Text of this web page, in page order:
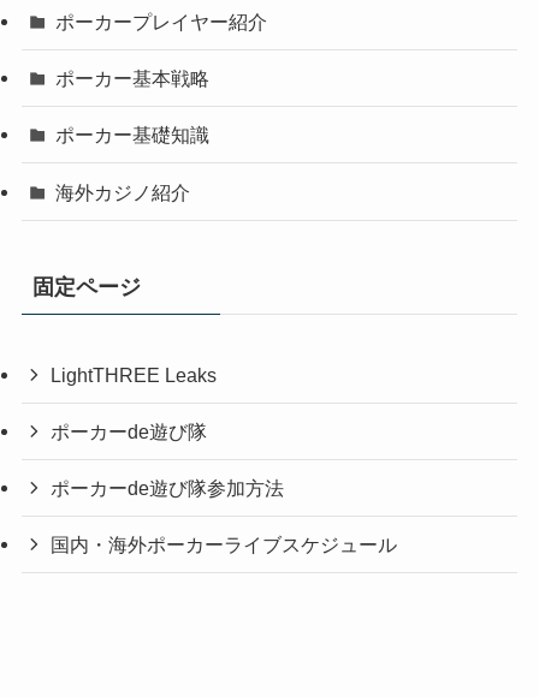
ポーカープレイヤー紹介
ポーカー基本戦略
ポーカー基礎知識
海外カジノ紹介
固定ページ
LightTHREE Leaks
ポーカーde遊び隊
ポーカーde遊び隊参加方法
国内・海外ポーカーライブスケジュール